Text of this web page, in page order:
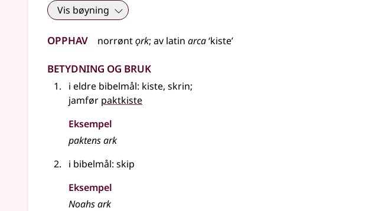
Vis bøyning
Opphav norrøntǫrk; av latin arca‘kiste’
Betydning og bruk
i eldre bibelmål: kiste, skrin;
jamfør paktkiste
Eksempel
paktens ark
i bibelmål: skip
Eksempel
Noahs ark